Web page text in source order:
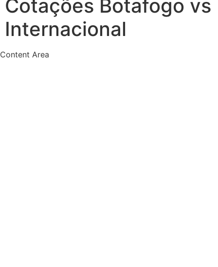
Cotações Botafogo vs
Internacional
Content Area